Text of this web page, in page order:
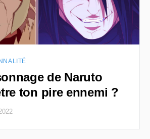
de Naruto
ton pire ennemi ?